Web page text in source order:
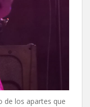
de los apartes que